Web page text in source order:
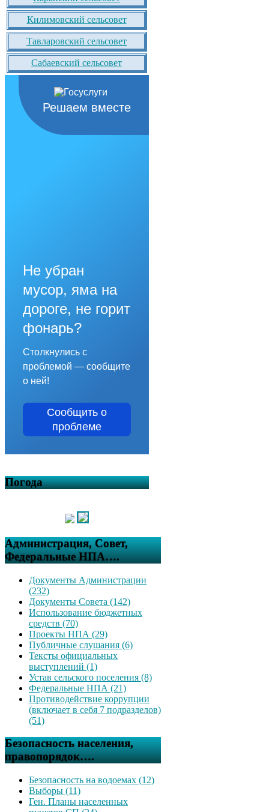
Килимовский сельсовет
Тавларовский сельсовет
Сабаевский сельсовет
Решаем вместе
Не убран
мусор, яма на
дороге, не горит
фонарь?
Столкнулись с
проблемой — сообщите
о ней!
Сообщить о
проблеме
Погода
Администрация, Совет,
Федеральные НПА….
Документы Администрации
(232)
Документы Совета (142)
Использование бюджетных
средств (70)
Проекты НПА (29)
Публичные слушания (6)
Тексты официальных
выступлений (1)
Устав сельского поселения (8)
Федеральные НПА (21)
Противодействие коррупции
(включает в себя 7 подразделов)
(51)
Безопасность населения,
правопорядок….
Безопасность на водоемах (12)
Выборы (11)
Ген. Планы населенных